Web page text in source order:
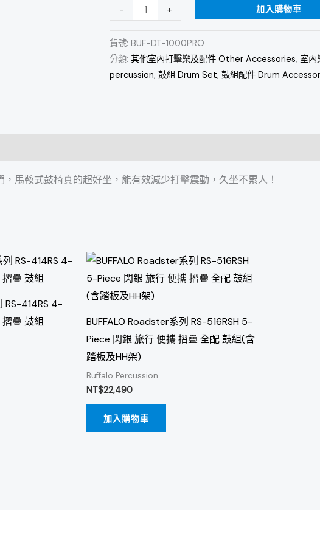
-
椅
馬
鞍
量
+ 加入購物車
貨號: BUF-DT-1000PRO
分類: 其他室內打擊樂及配件 Other Accessories, 室
percussion, 鼓組 Drum Set, 鼓組配件 Drum
馬鞍式鼓椅真的超好坐，能有效減少打擊震動，久坐不累人！
RS-414RS 4-
疊 鼓組
BUFFALO Roadster系列 RS-516RSH 5-
Piece 閃銀 旅行 便攜 摺疊 全配 鼓組(含
踏板及HH架)
Buffalo Percussion
NT$22,490
加入購物車